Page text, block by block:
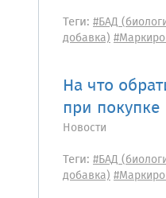
Теги: #БАД
добавка)
На что
при
Новости
Теги: #БАД
добавка)